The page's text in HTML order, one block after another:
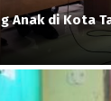
Anak di Kota